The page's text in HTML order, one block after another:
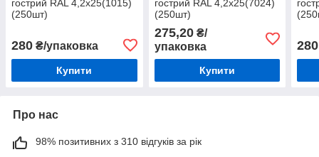
гострий RAL 4,2х25(1015)
(250шт)
280 ₴/упаковка
Купити
гострий RAL 4,2х25(7024)
(250шт)
275,20₴/
упаковка
Купити
280
Про нас
98% позитивних з 310 відгуків за рік